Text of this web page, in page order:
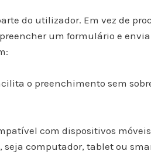
do utilizador. Em vez de
um formulário e
o preenchimento sem
com dispositivos
computador, tablet ou